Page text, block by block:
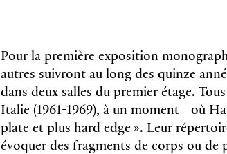
Pour la première exposition
autres suivront au long des quinze
dans deux salles du premier étage.
Italie (1961-1969), à un moment où
plate et plus hard edge ». Leur
évoquer des fragments de corps ou de